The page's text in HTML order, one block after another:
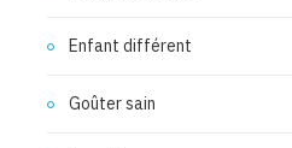
Enfant différent
Goûter sain